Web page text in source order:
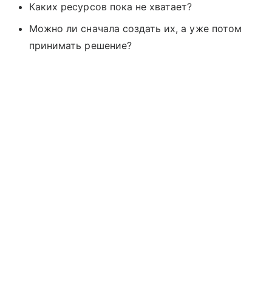
Каких ресурсов пока не хватает?
Можно ли сначала создать их, а уже потом
принимать решение?